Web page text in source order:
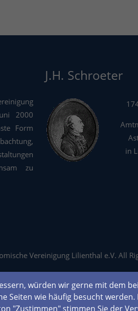
2000
Form
zu
J.H. Schroeter
in
Vereinigung Lilienthal e.V. All
würden wir gerne mit dem
Seiten wie häufig besucht
"Zustimmen" stimmen Sie der